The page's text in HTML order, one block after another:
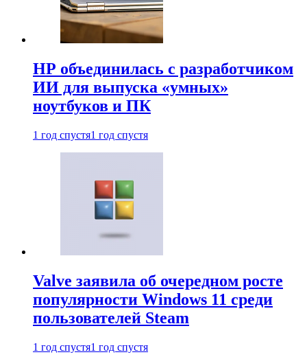
HP объединилась с разработчиком
ИИ для выпуска «умных»
ноутбуков и ПК
1 год спустя1 год спустя
Valve заявила об очередном росте
популярности Windows 11 среди
пользователей Steam
1 год спустя1 год спустя